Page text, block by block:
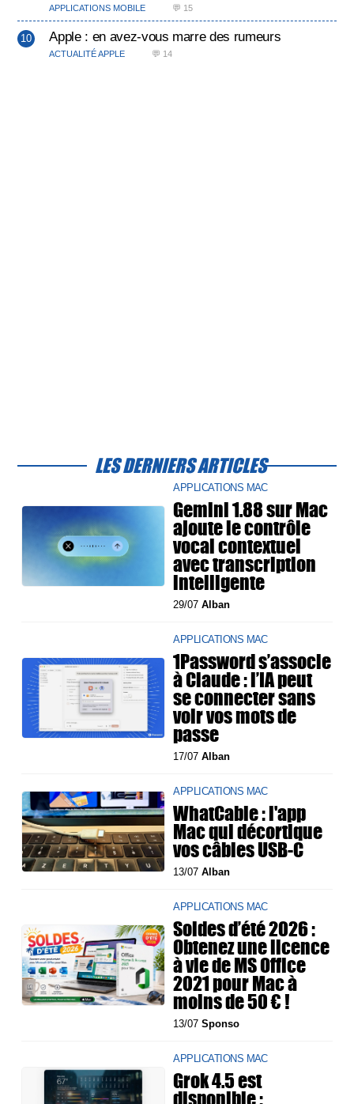
APPLICATIONS MOBILE 💬 15
Apple : en avez-vous marre des rumeurs
ACTUALITÉ APPLE 💬 14
LES DERNIERS ARTICLES
APPLICATIONS MAC
Gemini 1.88 sur Mac
ajoute le contrôle
vocal contextuel
avec transcription
intelligente
29/07Alban
APPLICATIONS MAC
1Password s’associe
à Claude : l’IA peut
se connecter sans
voir vos mots de
passe
17/07Alban
APPLICATIONS MAC
WhatCable : l'app
Mac qui décortique
vos câbles USB-C
13/07Alban
APPLICATIONS MAC
Soldes d’été 2026 :
Obtenez une licence
à vie de MS Office
2021 pour Mac à
moins de 50 € !
13/07Sponso
APPLICATIONS MAC
Grok 4.5 est